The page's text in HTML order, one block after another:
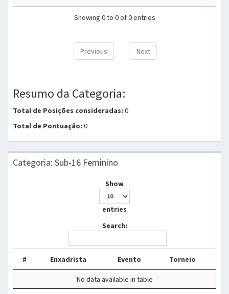
Showing 0 to 0 of 0 entries
Previous Next
Resumo da Categoria:
Total de Posições consideradas: 0
Total de Pontuação: 0
Categoria: Sub-16 Feminino
Show
entries
Search:
# Enxadrista Evento Torneio
No data available in table